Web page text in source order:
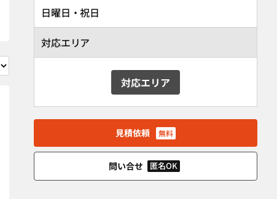
日曜日・祝日
対応エリア
対応エリア
見積依頼 無料
問い合せ 匿名OK